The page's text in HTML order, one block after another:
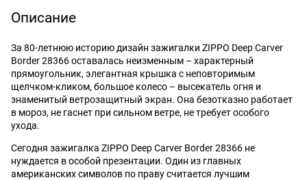
Описание
За 80-летнюю историю дизайн зажигалки ZIPPO Deep Carver
Border 28366 оставалась неизменным – характерный
прямоугольник, элегантная крышка с неповторимым
щелчком-кликом, большое колесо – высекатель огня и
знаменитый ветрозащитный экран. Она безотказно работает
в мороз, не гаснет при сильном ветре, не требует особого
ухода.
Сегодня зажигалка ZIPPO Deep Carver Border 28366 не
нуждается в особой презентации. Один из главных
американских символов по праву считается лучшим